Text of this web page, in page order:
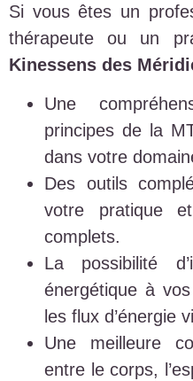
Si vous êtes un
thérapeute ou un
Kinessens des
Une
principes de la
dans votre
Des outils
votre pratique
complets.
La possibilité
énergétique à
les flux d’énergie
Une meilleure
entre le corps,